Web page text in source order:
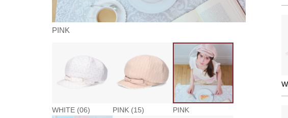
PINK
WHITE (06) PINK (15) PINK